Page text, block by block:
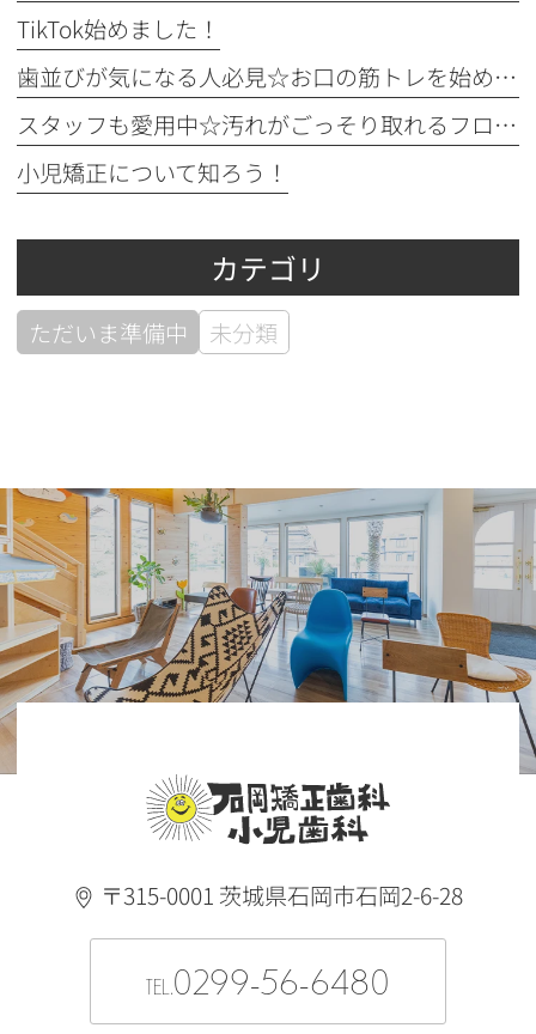
TikTok始めました！
歯並びが気になる人必見☆お口の筋トレを始めてみよう！
スタッフも愛用中☆汚れがごっそり取れるフロアフロス！
小児矯正について知ろう！
カテゴリ
ただいま準備中 未分類
〒315-0001 茨城県石岡市石岡2-6-28
TEL.0299-56-6480